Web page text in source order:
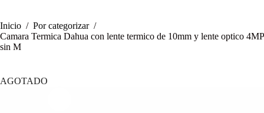
Inicio / Por categorizar /
Camara Termica Dahua con lente termico de 10mm y lente optico 4MP
sin M
AGOTADO